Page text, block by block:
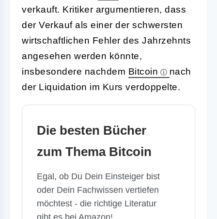
verkauft. Kritiker argumentieren, dass
der Verkauf als einer der schwersten
wirtschaftlichen Fehler des Jahrzehnts
angesehen werden könnte,
insbesondere nachdem Bitcoin
nach
der Liquidation im Kurs verdoppelte.
Die besten Bücher
zum Thema Bitcoin
Egal, ob Du Dein Einsteiger bist
oder Dein Fachwissen vertiefen
möchtest - die richtige Literatur
gibt es bei Amazon!